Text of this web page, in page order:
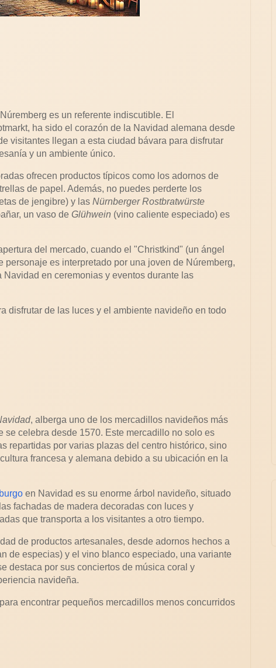
es un referente indiscutible. El
ha sido el corazón de la Navidad alemana desde
visitantes llegan a esta ciudad bávara para disfrutar
y un ambiente único.
ofrecen productos típicos como los adornos de
de papel. Además, no puedes perderte los
de jengibre) y las Nürnberger Rostbratwürste
un vaso de Glühwein (vino caliente especiado) es
del mercado, cuando el "Christkind" (un ángel
es interpretado por una joven de Núremberg,
en ceremonias y eventos durante las
disfrutar de las luces y el ambiente navideño en todo
, alberga uno de los mercadillos navideños más
se celebra desde 1570. Este mercadillo no solo es
repartidas por varias plazas del centro histórico, sino
francesa y alemana debido a su ubicación en la
en Navidad es su enorme árbol navideño, situado
fachadas de madera decoradas con luces y
que transporta a los visitantes a otro tiempo.
de productos artesanales, desde adornos hechos a
de especias) y el vino blanco especiado, una variante
destaca por sus conciertos de música coral y
navideña.
encontrar pequeños mercadillos menos concurridos